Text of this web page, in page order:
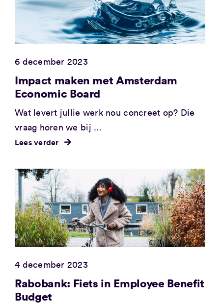
6 december 2023
Impact maken met Amsterdam
Economic Board
Wat levert jullie werk nou concreet op? Die
vraag horen we bij ...
Lees verder
4 december 2023
Rabobank: Fiets in Employee Benefit
Budget